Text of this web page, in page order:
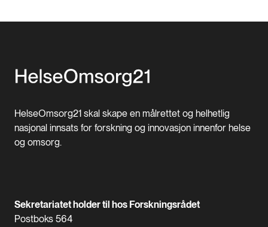
HelseOmsorg21 skal skape en målrettet og helhetlig
nasjonal innsats for forskning og innovasjon innenfor helse
og omsorg.
Sekretariatet holder til hos Forskningsrådet
Postboks 564